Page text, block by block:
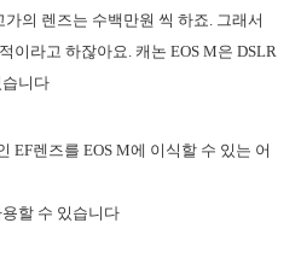
의 렌즈는 수백만원 씩 하죠. 그래서
이라고 하잖아요. 캐논 EOS M은 DSLR
니다
EF렌즈를 EOS M에 이식할 수 있는 어
할 수 있습니다